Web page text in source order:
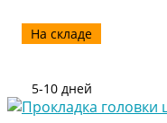
На складе
5-10 дней